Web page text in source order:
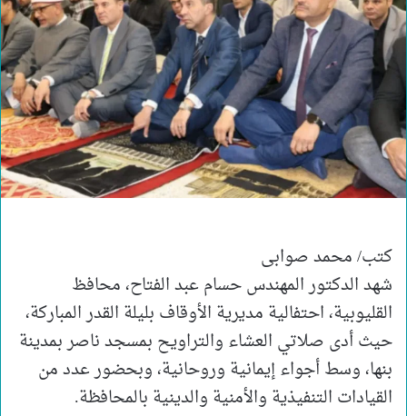
كتب/ محمد صوابى
شهد الدكتور المهندس حسام عبد الفتاح، محافظ
القليوبية، احتفالية مديرية الأوقاف بليلة القدر المباركة،
حيث أدى صلاتي العشاء والتراويح بمسجد ناصر بمدينة
بنها، وسط أجواء إيمانية وروحانية، وبحضور عدد من
القيادات التنفيذية والأمنية والدينية بالمحافظة.